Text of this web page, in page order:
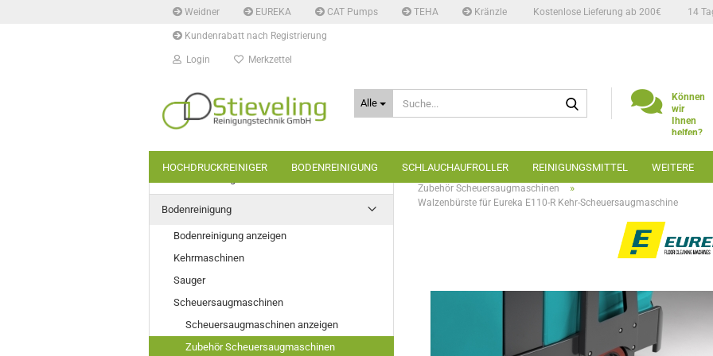
Weidner EUREKA CAT Pumps TEHA Kränzle Kostenlose Lieferung ab 200€ 14
Kundenrabatt nach Registrierung
Login Merkzettel
Alle
Können
wir
Ihnen
helfen?
6666
HOCHDRUCKREINIGER BODENREINIGUNG SCHLAUCHAUFROLLER REINIGUNGSMITTEL WEITERE
Startseite » Bodenreinigung » Scheuersaugmaschinen »
Zubehör Scheuersaugmaschinen »
Walzenbürste für Eureka E110-R Kehr-Scheuersaugmaschine
Bodenreinigung
Bodenreinigung anzeigen
Kehrmaschinen
Sauger
Scheuersaugmaschinen
Scheuersaugmaschinen anzeigen
Zubehör Scheuersaugmaschinen